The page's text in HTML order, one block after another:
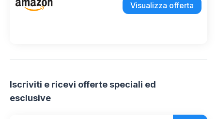
Visualizza offerta
Iscriviti e ricevi offerte speciali ed
esclusive